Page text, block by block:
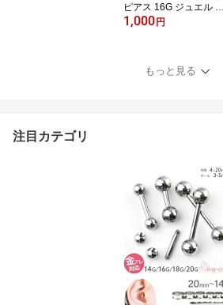
ピアス 16G ジュエル 花
月 星 フラワー ムーン ス
1,000円
もっと見る
注目カテゴリ